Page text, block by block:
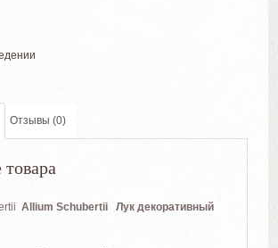
Отзывы (0)
Allium Schubertii Лук декоративный